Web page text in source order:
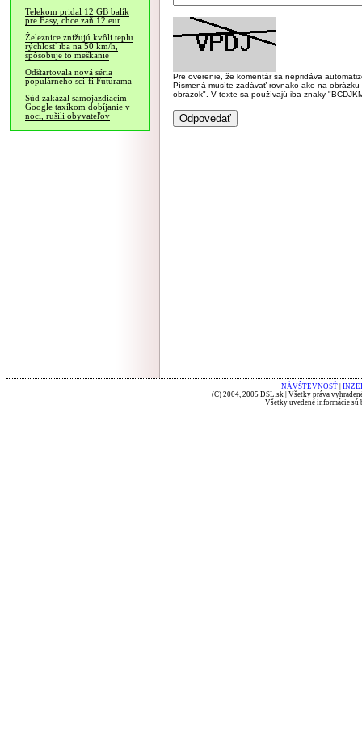
Telekom pridal 12 GB balík
pre Easy, chce zaň 12 eur
Železnice znižujú kvôli teplu
rýchlosť iba na 50 km/h,
spôsobuje to meškanie
Odštartovala nová séria
populárneho sci-fi Futurama
Súd zakázal samojazdiacim
Google taxíkom dobíjanie v
noci, rušili obyvateľov
Pre overenie, že komentár sa nepridáva
Písmená musíte zadávať rovnako ako na
obrázok". V texte sa používajú iba znaky
NÁVŠTEVNOSŤ
(C) 2004, 2005 DSL.sk | Všetky práva
Všetky uvedené informácie sú